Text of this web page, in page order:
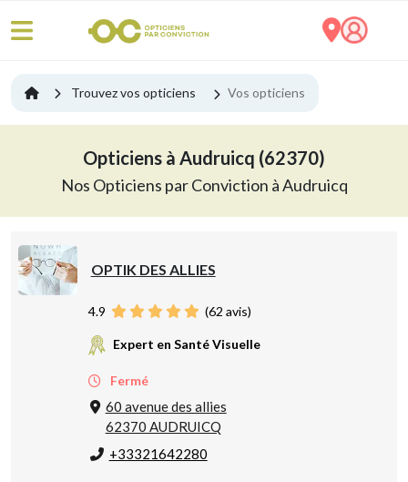
Trouvez vos opticiens Vos opticiens
Opticiens à Audruicq (62370)
Nos Opticiens par Conviction à Audruicq
OPTIK DES ALLIES
4.9 (62 avis)
Expert en Santé Visuelle
Fermé
60 avenue des allies
62370 AUDRUICQ
+33321642280